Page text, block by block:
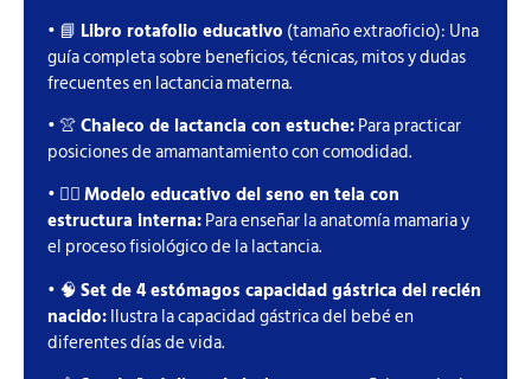
• 📘 Libro rotafolio educativo (tamaño extraoficio): Una
guía completa sobre beneficios, técnicas, mitos y dudas
frecuentes en lactancia materna.
• 👚Chaleco de lactancia con estuche:Para practicar
posiciones de amamantamiento con comodidad.
• 👩‍⚕️Modelo educativo del seno en tela con
estructura interna:Para enseñar la anatomía mamaria y
el proceso fisiológico de la lactancia.
• 🧠Set de 4 estómagos capacidad gástrica del recién
nacido:Ilustra la capacidad gástrica del bebé en
diferentes días de vida.